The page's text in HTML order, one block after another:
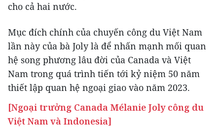
cho cả hai nước.
Mục đích chính của chuyến công du Việt Nam
lần này của bà Joly là để nhấn mạnh mối quan
hệ song phương lâu đời của Canada và Việt
Nam trong quá trình tiến tới kỷ niệm 50 năm
thiết lập quan hệ ngoại giao vào năm 2023.
[Ngoại trưởng Canada Mélanie Joly công du
Việt Nam và Indonesia]